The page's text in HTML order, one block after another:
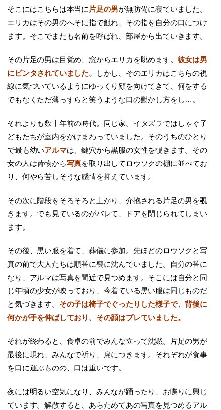
そこにはこちらは本当に片足の男が無防備に寝ていました。
エリカはその男のへそに指で触れ、その指を自分の口につけ
ます。そこでまたも名前を呼ばれ、部屋から出ていきます。
その片足の男は目覚め、窓からエリカを眺めます。 彼女は男
にビンタされていました。
しかし、そのエリカはこちらの視
線に気づいているようにゆっくり顔を向けてきて、何をする
でもなくただ薄っすらと笑うような口の動かし方をし…。
それよりも数十年前の時代。同じ家。イタズラではしゃぐ子
どもたちが室内をかけまわっていました。そのうちのひとり
で最も幼いアルマは、鍵穴から黒服の女性を覗きます。その
女の人は荷物から写真を取り出してロウソクの棚に並べてお
り、何やら苦しそうな感情を抑えています。
その次に階段をそろそろと上がり、介抱される片足の男を覗
きます。でも見ているのがバレて、ドアを閉じられてしまい
ます。
その後、黒い服を着て、葬儀に参加。先ほどのロウソクと写
真の前で大人たちは順番に喪に沈んでいました。自分の番に
なり、アルマは写真を間近で見つめます。そこには自分と同
じ年頃の少女が映っており、今着ている黒い服は同じものだ
と気づきます。 その子は椅子でぐったりした様子で、背後に
何かが手を伸ばしており、その顔はブレていました。
それが終わると、食卓の前でみんな立って沈黙。片足の男が
最後に現れ、みんなで祈り、席につきます。それぞれが食事
を口に運ぶものの、口は重いです。
夜には明るい空気になり、みんなが踊ったり、お喋りに興じ
ています。解散すると、あらためてあの写真を見つめるアル